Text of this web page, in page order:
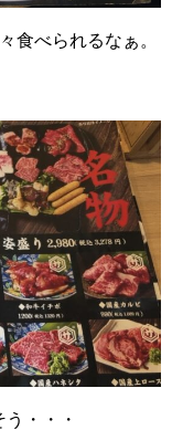
食べられるなぁ。
・・・